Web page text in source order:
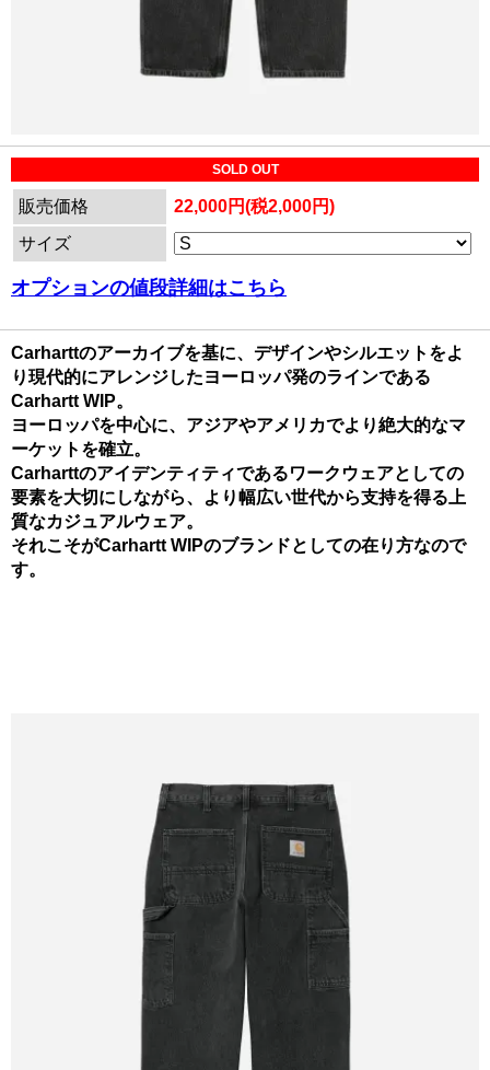
SOLD OUT
販売価格
22,000円(税2,000円)
サイズ
オプションの値段詳細はこちら
Carharttのアーカイブを基に、デザインやシルエットをよ
り現代的にアレンジしたヨーロッパ発のラインである
Carhartt WIP。
ヨーロッパを中心に、アジアやアメリカでより絶大的なマ
ーケットを確立。
Carharttのアイデンティティであるワークウェアとしての
要素を大切にしながら、より幅広い世代から支持を得る上
質なカジュアルウェア。
それこそがCarhartt WIPのブランドとしての在り方なので
す。